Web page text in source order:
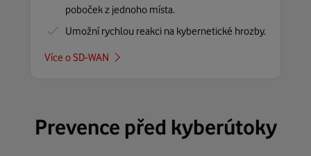
poboček z jednoho místa.
Umožní rychlou reakci na kybernetické hrozby.
Více o SD-WAN
Prevence před kyberútoky